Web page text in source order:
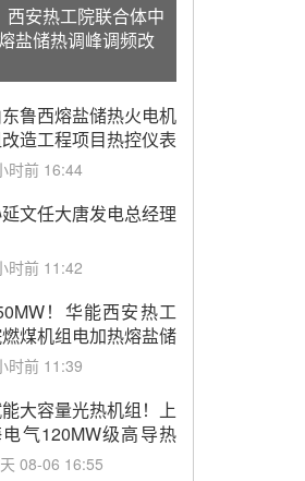
西安热工院联合体中
盐储热调峰调频改
鲁西熔盐储热火电机
造工程项目热控仪表
设备采购
时前 16:44
文任大唐发电总经理
时前 11:42
！华能西安热工
煤机组电加热熔盐储
升机组灵活性改造项
购
时前 11:39
大容量光热机组！上
气120MW级高导热
发电机通过型式试验
08-06 16:55